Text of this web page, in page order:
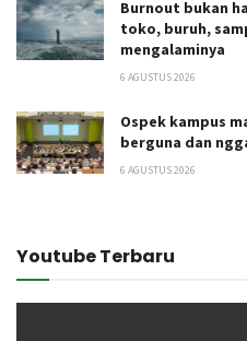
Burnout bukan
toko, buruh,
mengalaminya
6 AGUSTUS 2026
Ospek kampus
berguna dan
6 AGUSTUS 2026
Youtube Terbaru